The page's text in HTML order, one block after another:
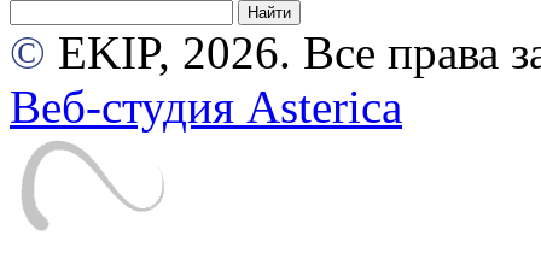
© EKIP, 2026. Все права
Веб-студия Asterica